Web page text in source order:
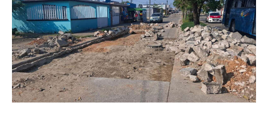
Miguel y Sonia Marie responden a petición de familia